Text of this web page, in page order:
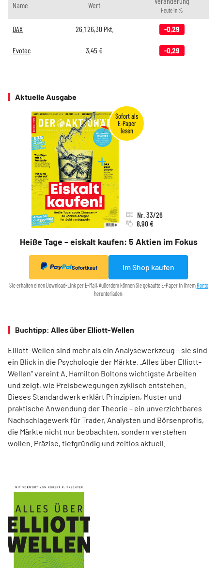
Name Wert
Heute in %
DAX 26.126,30Pkt. -0,29
Evotec 3,45 € -0,29
Aktuelle Ausgabe
Heiße Tage – eiskalt kaufen: 5 Aktien im Fokus
Nr. 33/26
8,90 €
Sofortkauf Im Shop kaufen
Sie erhalten einen Download-Link per E-Mail. Außerdem können Sie gekaufte E-Paper in Ihrem Konto
herunterladen.
Buchtipp: Alles über Elliott-Wellen
Elliott-Wellen sind mehr als ein Analysewerkzeug – sie sind
ein Blick in die Psychologie der Märkte. „Alles über Elliott-
Wellen“ vereint A. Hamilton Boltons wichtigste Arbeiten
und zeigt, wie Preisbewegungen zyklisch entstehen.
Dieses Standardwerk erklärt Prinzipien, Muster und
praktische Anwendung der Theorie – ein unverzichtbares
Nachschlagewerk für Trader, Analysten und Börsenprofis,
die Märkte nicht nur beobachten, sondern verstehen
wollen. Präzise, tiefgründig und zeitlos aktuell.